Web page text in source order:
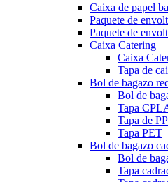
Caixa de papel
Paquete de
Paquete de
Caixa Catering
Caixa
Tapa de
Bol de bagazo
Bol de
Tapa
Tapa de PP
Tapa PET
Bol de bagazo
Bol de
Tapa